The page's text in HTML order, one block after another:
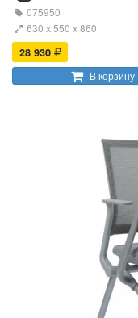
075950
630 х 550 х 860
28 930
В корзину